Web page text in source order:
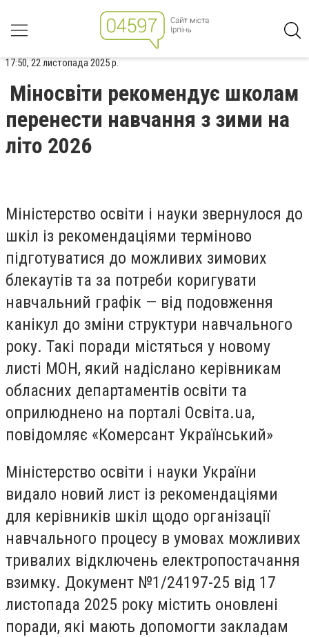
17:50, 22 листопада 2025 р.
Міносвіти рекомендує школам
перенести навчання з зими на
літо 2026
Міністерство освіти і науки звернулося до
шкіл із рекомендаціями терміново
підготуватися до можливих зимових
блекаутів та за потреби коригувати
навчальний графік — від подовження
канікул до зміни структури навчального
року. Такі поради містяться у новому
листі МОН, який надіслано керівникам
обласних департаментів освіти та
оприлюднено на порталі Освіта.ua,
повідомляє «Комерсант Український»
Міністерство освіти і науки України
видало новий лист із рекомендаціями
для керівників шкіл щодо організації
навчального процесу в умовах можливих
тривалих відключень електропостачання
взимку. Документ №1/24197-25 від 17
листопада 2025 року містить оновлені
поради, які мають допомогти закладам